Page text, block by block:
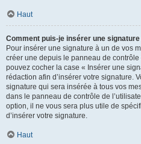
Haut
Comment puis-je insérer une
Pour insérer une signature à un de vos
créer une depuis le panneau de contrôle
pouvez cocher la case « Insérer une
rédaction afin d’insérer votre signature.
signature qui sera insérée à tous vos
dans le panneau de contrôle de
option, il ne vous sera plus utile de
d’insérer votre signature.
Haut